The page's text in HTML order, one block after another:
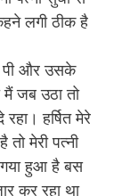
लगी ठीक है
पी और उसके
जब उठा तो
हर्षित मेरे
मेरी पत्नी
गया हुआ है बस
कर रहा था